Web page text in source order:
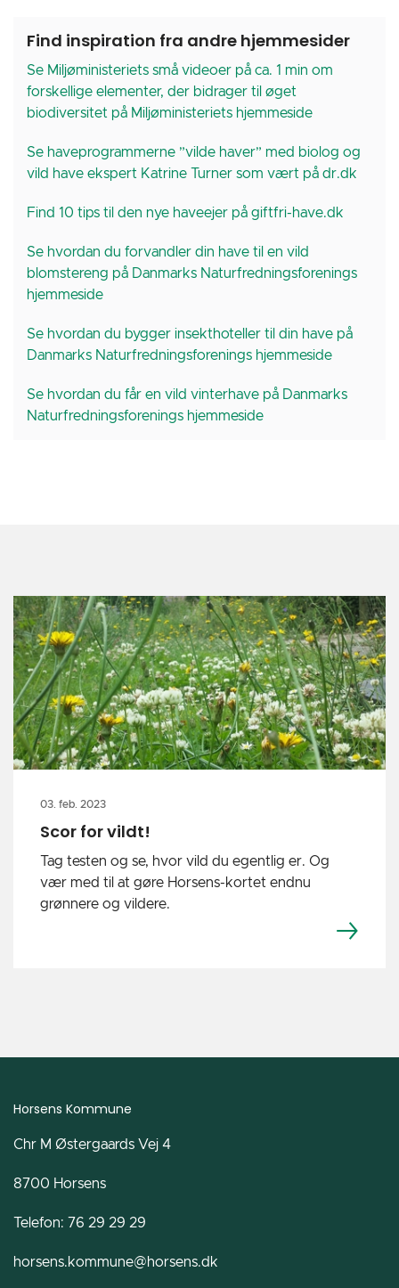
Find inspiration fra andre hjemmesider
Se Miljøministeriets små videoer på ca. 1 min om
forskellige elementer, der bidrager til øget
biodiversitet på Miljøministeriets hjemmeside
Se haveprogrammerne ”vilde haver” med biolog og
vild have ekspert Katrine Turner som vært på dr.dk
Find 10 tips til den nye haveejer på giftfri-have.dk
Se hvordan du forvandler din have til en vild
blomstereng på Danmarks Naturfredningsforenings
hjemmeside
Se hvordan du bygger insekthoteller til din have på
Danmarks Naturfredningsforenings hjemmeside
Se hvordan du får en vild vinterhave på Danmarks
Naturfredningsforenings hjemmeside
03. feb. 2023
Scor for vildt!
Tag testen og se, hvor vild du egentlig er. Og
vær med til at gøre Horsens-kortet endnu
grønnere og vildere.
Horsens Kommune
Chr M Østergaards Vej 4
8700 Horsens
Telefon: 76 29 29 29
horsens.kommune@horsens.dk